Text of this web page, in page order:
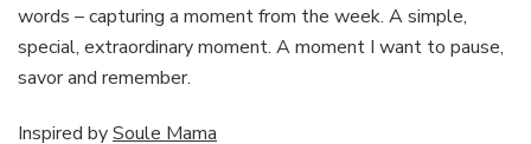
words – capturing a moment from the week. A simple,
special, extraordinary moment. A moment I want to pause,
savor and remember.
Inspired bySoule Mama